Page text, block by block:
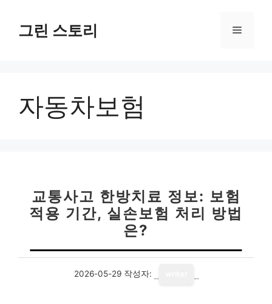
그린 스토리 메
자동차보험
교통사고 한방치료 정보: 보험
적용 기간, 실손보험 처리 방법
은?
2026-05-29 작성자: